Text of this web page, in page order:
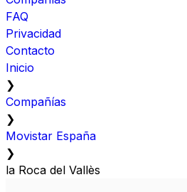
FAQ
Privacidad
Contacto
Inicio
❯
Compañías
❯
Movistar España
❯
la Roca del Vallès